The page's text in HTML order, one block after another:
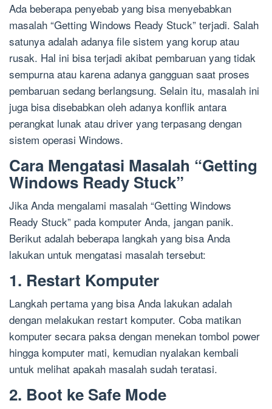
Ada beberapa penyebab yang bisa menyebabkan
masalah “Getting Windows Ready Stuck” terjadi. Salah
satunya adalah adanya file sistem yang korup atau
rusak. Hal ini bisa terjadi akibat pembaruan yang tidak
sempurna atau karena adanya gangguan saat proses
pembaruan sedang berlangsung. Selain itu, masalah ini
juga bisa disebabkan oleh adanya konflik antara
perangkat lunak atau driver yang terpasang dengan
sistem operasi Windows.
Cara Mengatasi Masalah “Getting
Windows Ready Stuck”
Jika Anda mengalami masalah “Getting Windows
Ready Stuck” pada komputer Anda, jangan panik.
Berikut adalah beberapa langkah yang bisa Anda
lakukan untuk mengatasi masalah tersebut:
1. Restart Komputer
Langkah pertama yang bisa Anda lakukan adalah
dengan melakukan restart komputer. Coba matikan
komputer secara paksa dengan menekan tombol power
hingga komputer mati, kemudian nyalakan kembali
untuk melihat apakah masalah sudah teratasi.
2. Boot ke Safe Mode